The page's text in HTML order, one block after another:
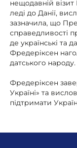
нещодавній
леді до Данії,
зазначила, що
справедливості
де українські та
Фредеріксен
датського народу.
Фредеріксен
Україні» та
підтримати